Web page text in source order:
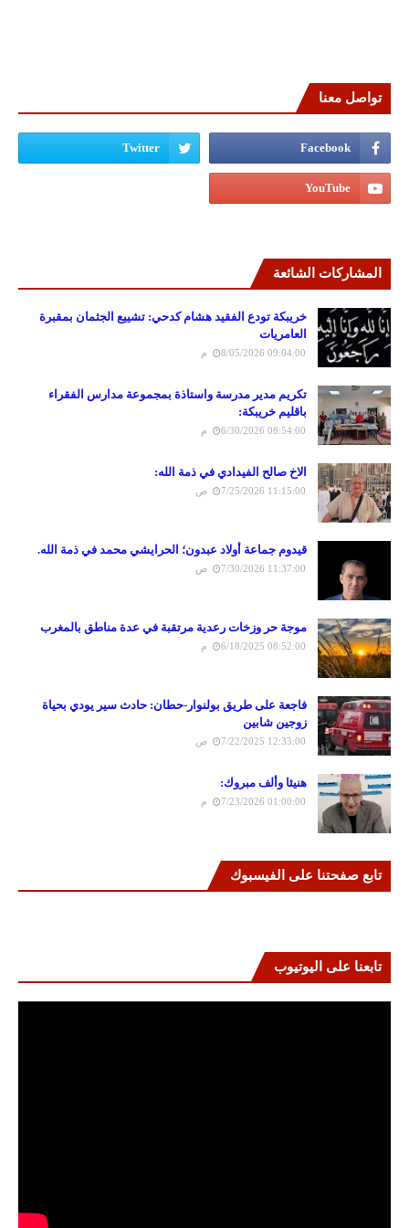
تواصل معنا
المشاركات الشائعة
خريبكة تودع الفقيد هشام كدحي: تشييع الجثمان بمقبرة
العامريات
8/05/2026 09:04:00 م
تكريم مدير مدرسة واستاذة بمجموعة مدارس الفقراء
باقليم خريبكة:
6/30/2026 08:54:00 م
الاخ صالح الفيدادي في ذمة الله:
7/25/2026 11:15:00 ص
قيدوم جماعة أولاد عبدون؛ الحرايشي محمد في ذمة الله.
7/30/2026 11:37:00 ص
موجة حر وزخات رعدية مرتقبة في عدة مناطق بالمغرب
6/18/2025 08:52:00 م
فاجعة على طريق بولنوار-حطان: حادث سير يودي بحياة
زوجين شابين
7/22/2025 12:33:00 ص
هنيئا وألف مبروك:
7/23/2026 01:00:00 م
تابع صفحتنا على الفيسبوك
تابعنا على اليوتيوب